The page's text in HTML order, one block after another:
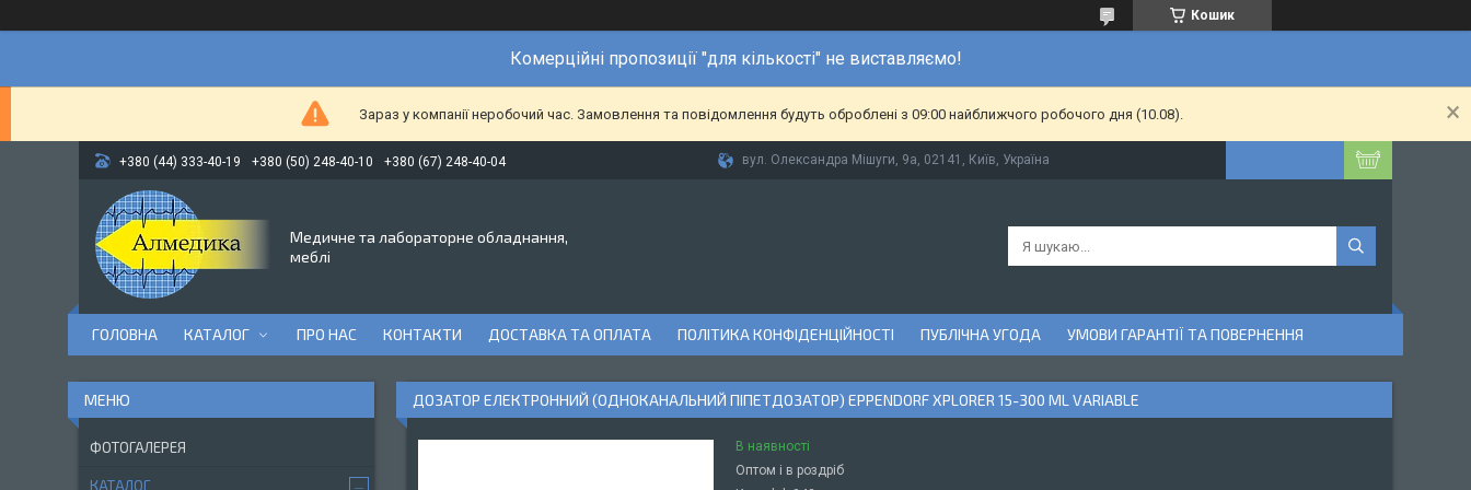
Кошик
Комерційні пропозиції "для кількості" не виставляємо!
Зараз у компанії неробочий час. Замовлення та повідомлення будуть оброблені з 09:00 найближчого робочого дня (10.08).
+380 (44) 333-40-19 +380 (50) 248-40-10 +380 (67) 248-40-04 вул. Олександра Мішуги, 9а, 02141, Київ, Україна
Медичне та лабораторне обладнання,
меблі
ГОЛОВНА КАТАЛОГ ПРО НАС КОНТАКТИ ДОСТАВКА ТА ОПЛАТА ПОЛІТИКА КОНФІДЕНЦІЙНОСТІ ПУБЛІЧНА УГОДА УМОВИ ГАРАНТІЇ ТА ПОВЕРНЕННЯ
ДОЗАТОР ЕЛЕКТРОННИЙ (ОДНОКАНАЛЬНИЙ ПIПЕТДОЗАТОР) EPPENDORF XPLORER 15-300 ML VARIABLE
В наявності
Оптом і в роздріб
ФОТОГАЛЕРЕЯ
КАТАЛОГ